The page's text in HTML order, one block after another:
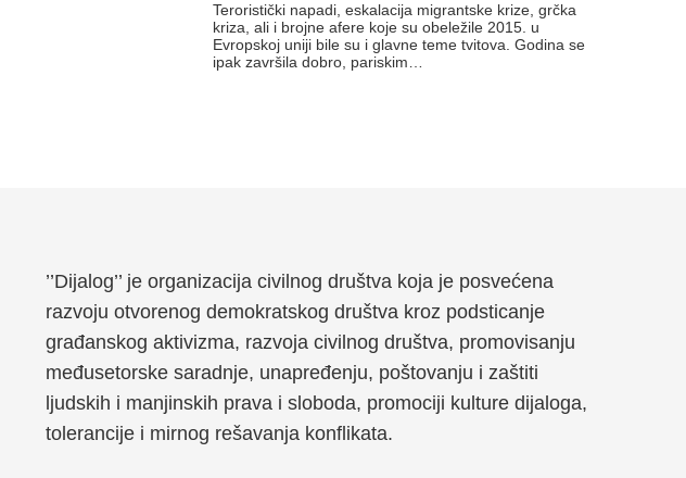
Teroristički napadi, eskalacija migrantske krize, grčka
kriza, ali i brojne afere koje su obeležile 2015. u
Evropskoj uniji bile su i glavne teme tvitova. Godina se
ipak završila dobro, pariskim…
’’Dijalog’’ je organizacija civilnog društva koja je posvećena
razvoju otvorenog demokratskog društva kroz podsticanje
građanskog aktivizma, razvoja civilnog društva, promovisanju
međusetorske saradnje, unapređenju, poštovanju i zaštiti
ljudskih i manjinskih prava i sloboda, promociji kulture dijaloga,
tolerancije i mirnog rešavanja konflikata.